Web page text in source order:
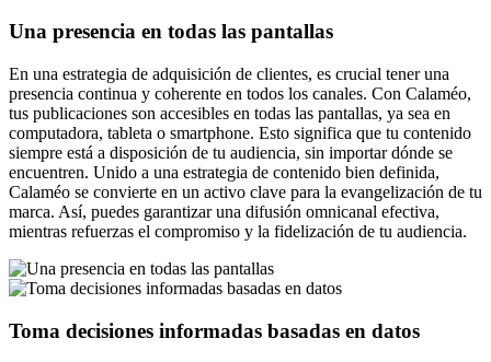
Una presencia en todas las pantallas
En una estrategia de adquisición de clientes, es crucial tener una
presencia continua y coherente en todos los canales. Con Calaméo,
tus publicaciones son accesibles en todas las pantallas, ya sea en
computadora, tableta o smartphone. Esto significa que tu contenido
siempre está a disposición de tu audiencia, sin importar dónde se
encuentren. Unido a una estrategia de contenido bien definida,
Calaméo se convierte en un activo clave para la evangelización de tu
marca. Así, puedes garantizar una difusión omnicanal efectiva,
mientras refuerzas el compromiso y la fidelización de tu audiencia.
Toma decisiones informadas basadas en datos